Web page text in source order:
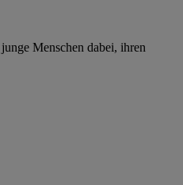
Menschen dabei, ihren